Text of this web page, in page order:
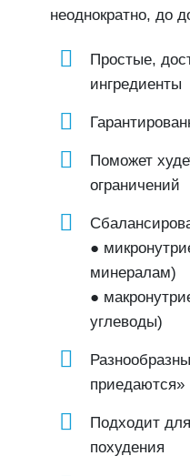
неоднократно, до
Простые,
ингредиенты
Поможет
ограничений
●
минералам)
●
углеводы)
приедаются»
Подходит
похудения